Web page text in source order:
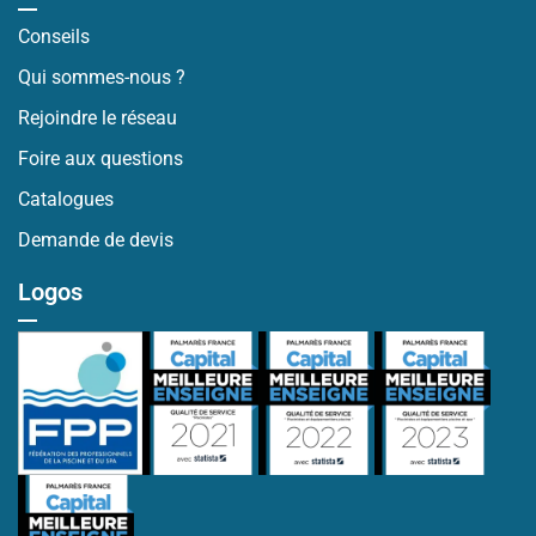
Conseils
Qui sommes-nous ?
Rejoindre le réseau
Foire aux questions
Catalogues
Demande de devis
Logos